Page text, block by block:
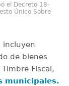
el Decreto 18-
Único Sobre
incluyen
de bienes
Fiscal,
municipales.